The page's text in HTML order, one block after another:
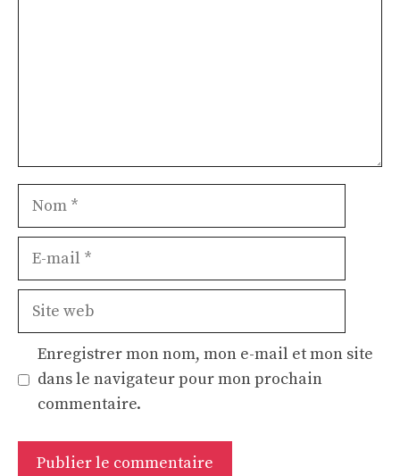
Nom
Site
Enregistrer mon nom, mon e-mail et mon site
dans le navigateur pour mon prochain
commentaire.